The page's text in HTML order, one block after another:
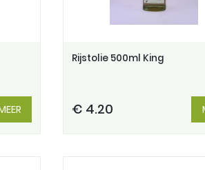
Rijstolie 500ml King
€ 4.20